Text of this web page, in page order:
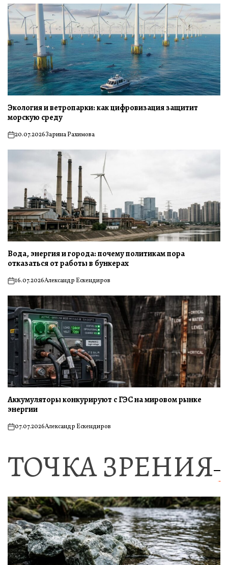
Экология и ветропарки: как цифровизация защитит
морскую среду
on20.07.2026Зарина Рахимова
Вода, энергия и города: почему политикам пора
отказаться от работы в бункерах
on16.07.2026Александр Ескендиров
Аккумуляторы конкурируют с ГЭС на мировом рынке
энергии
on07.07.2026Александр Ескендиров
ТОЧКА ЗРЕНИЯ